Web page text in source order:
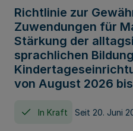
Richtlinie zur
Zuwendungen für
Stärkung der
sprachlichen
von August 2026
In Kraft Seit 20. Juni